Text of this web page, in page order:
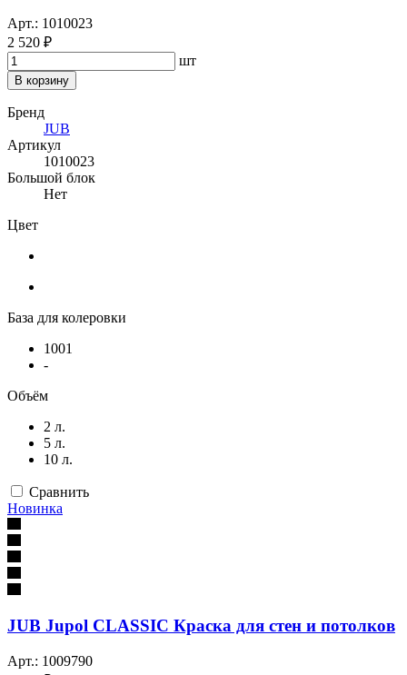
Арт.: 1010023
2 520 ₽
шт
В корзину
Бренд
JUB
Артикул
1010023
Большой блок
Нет
Цвет
База для колеровки
1001
-
Объём
2 л.
5 л.
10 л.
Сравнить
Новинка
JUB Jupol CLASSIC Краска для стен и потолков
Арт.: 1009790